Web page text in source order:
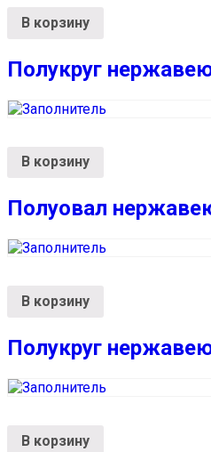
В корзину
Полукруг
В корзину
Полуовал
В корзину
Полукруг
В корзину